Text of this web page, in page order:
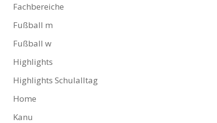
Fachbereiche
Fußball m
Fußball w
Highlights
Highlights Schulalltag
Home
Kanu